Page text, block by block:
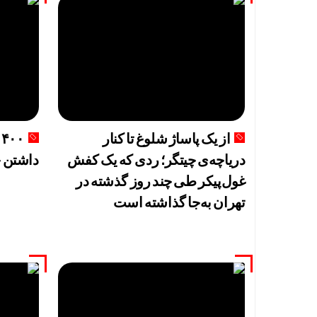
یزد،
بهره
پرواز
پرونده 3100 قتل به صلح و سازش ختم شد
از یک پاساژ شلوغ تا کنار
دریاچه‌ی چیتگر؛ ردی که یک کفش
غول‌پیکر طی چند روز گذشته در
تهران به‌جا گذاشته است